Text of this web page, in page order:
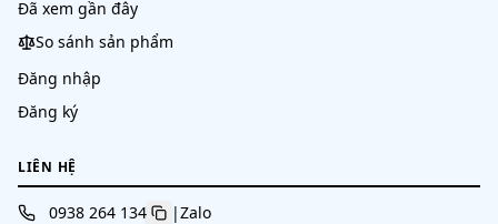
Đã xem gần đây
So sánh sản phẩm
Đăng nhập
Đăng ký
LIÊN HỆ
0938 264 134 |Zalo